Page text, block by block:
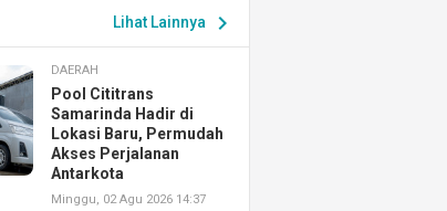
Lihat Lainnya chevron_right
DAERAH
Pool Cititrans
Samarinda Hadir di
Lokasi Baru, Permudah
Akses Perjalanan
Antarkota
Minggu, 02 Agu 2026 14:37